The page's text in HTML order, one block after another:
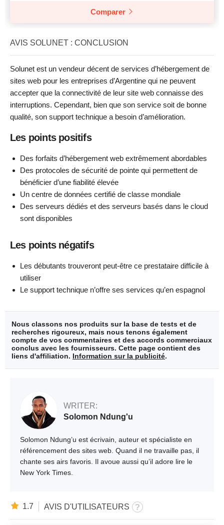
Comparer
AVIS SOLUNET : CONCLUSION
Solunet est un vendeur décent de services d’hébergement de
sites web pour les entreprises d’Argentine qui ne peuvent
accepter que la connectivité de leur site web connaisse des
interruptions. Cependant, bien que son service soit de bonne
qualité, son support technique a besoin d’amélioration.
Les points positifs
Des forfaits d’hébergement web extrêmement abordables
Des protocoles de sécurité de pointe qui permettent de
bénéficier d’une fiabilité élevée
Un centre de données certifié de classe mondiale
Des serveurs dédiés et des serveurs basés dans le cloud
sont disponibles
Les points négatifs
Les débutants trouveront peut-être ce prestataire difficile à
utiliser
Le support technique n’offre ses services qu’en espagnol
Nous classons nos produits sur la base de tests et de
recherches rigoureux, mais nous tenons également
compte de vos commentaires et des accords commerciaux
conclus avec les fournisseurs. Cette page contient des
liens d'affiliation. Information sur la publicité.
WRITER:
Solomon Ndung'u
Solomon Ndung’u est écrivain, auteur et spécialiste en
référencement des sites web. Quand il ne travaille pas, il
chante ses airs favoris. Il avoue aussi qu’il adore lire le
New York Times.
1.7 AVIS D'UTILISATEURS